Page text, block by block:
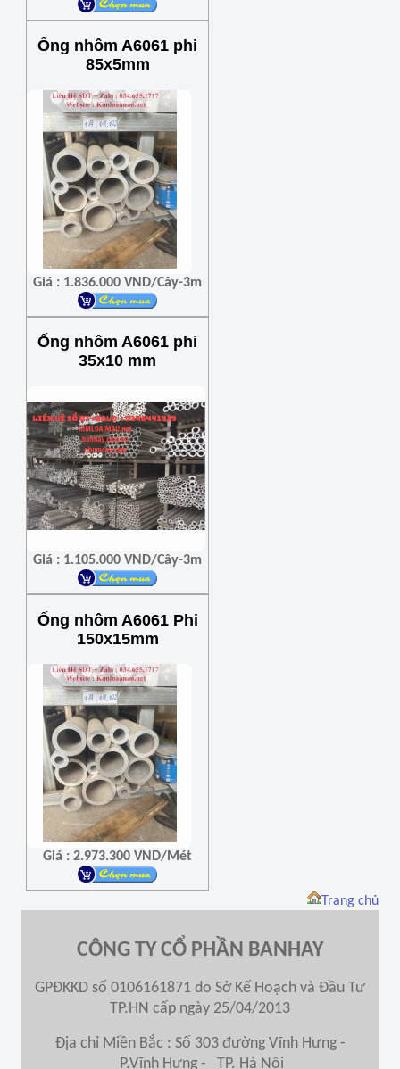
Ống nhôm A6061 phi
85x5mm
Giá : 1.836.000 VND/Cây-3m
Ống nhôm A6061 phi
35x10 mm
Giá : 1.105.000 VND/Cây-3m
Ống nhôm A6061 Phi
150x15mm
Giá : 2.973.300 VND/Mét
Trang chủ
CÔNG TY CỔ PHẦN BANHAY
GPĐKKD số 0106161871 do Sở Kế Hoạch và Đầu Tư
TP.HN cấp ngày 25/04/2013
Địa chỉ Miền Bắc : Số 303 đường Vĩnh Hưng -
P.Vĩnh Hưng - TP. Hà Nội